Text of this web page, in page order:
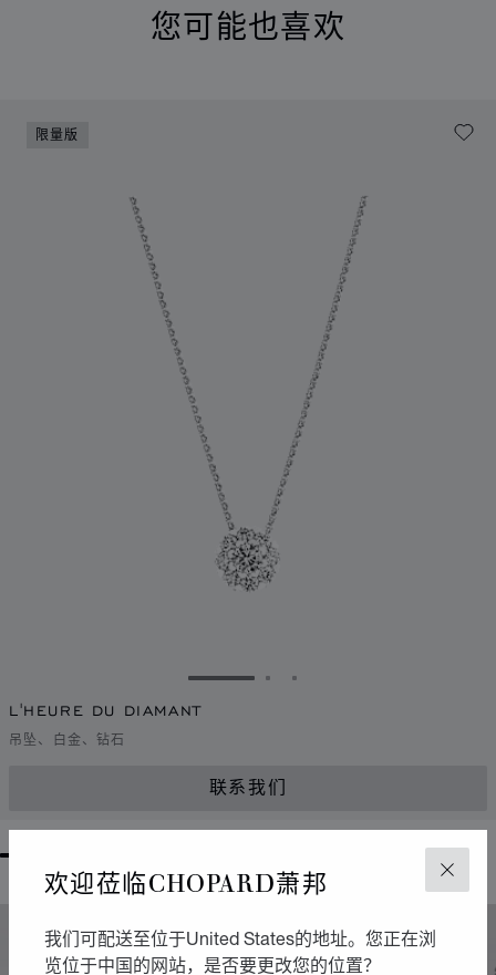
关闭
欢迎莅临CHOPARD萧邦
我们可配送至位于United States的地址。您正在浏
览位于中国的网站，是否要更改您的位置？
您可能也喜欢
限量版
转到幻灯片 1转到幻灯片 2
转到幻灯片 3
L'HEURE DU DIAMANT
吊坠、白金、钻石
联系我们